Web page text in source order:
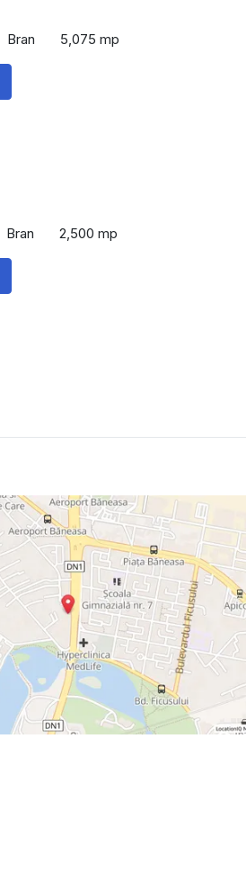
Bran 5,075 mp
Bran 2,500 mp